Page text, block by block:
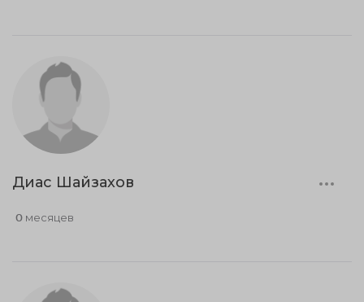
Диас Шайзахов
0 месяцев